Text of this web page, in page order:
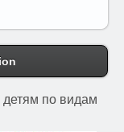
по видам